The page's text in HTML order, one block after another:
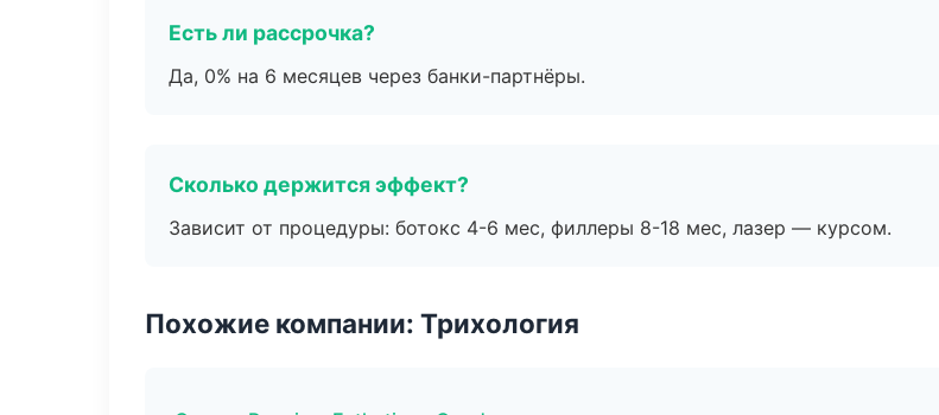
Есть ли рассрочка?
Да, 0% на 6 месяцев через банки-партнёры.
Сколько держится эффект?
Зависит от процедуры: ботокс 4-6 мес, филлеры 8-18 мес, лазер — курсом.
Похожие компании: Трихология